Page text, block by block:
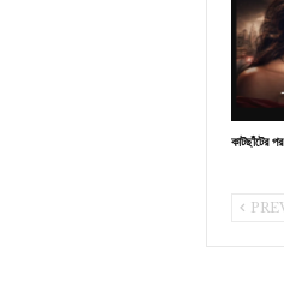
কাটছাঁটের